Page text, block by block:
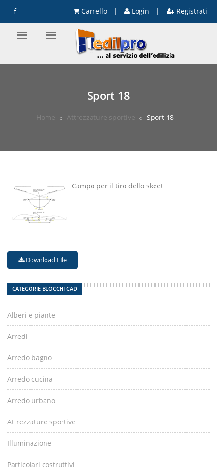
Carrello | Login | Registrati
Sport 18
Home Attrezzature sportive Sport 18
Campo per il tiro dello skeet
Download FIle
CATEGORIE BLOCCHI CAD
Alberi e piante
Arredi
Arredo bagno
Arredo cucina
Arredo urbano
Attrezzature sportive
Illuminazione
Particolari costruttivi